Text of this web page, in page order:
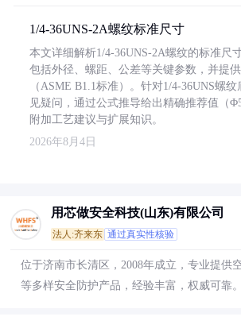
1/4-36UNS-2A螺纹标准尺寸
本文详细解析1/4-36UNS-2A螺纹的标准尺
包括外径、螺距、公差等关键参数，并提
（ASME B1.1标准）。针对1/4-36UNS螺
见疑问，通过公式推导给出精确推荐值（
附加工艺建议与扩展知识。
2026年8月4日
用芯做安全科技(山东)有限公司
法人:齐来东 通过真实性核验
位于济南市长清区，2008年成立，专业提供
等多样安全防护产品，经验丰富，权威可靠。